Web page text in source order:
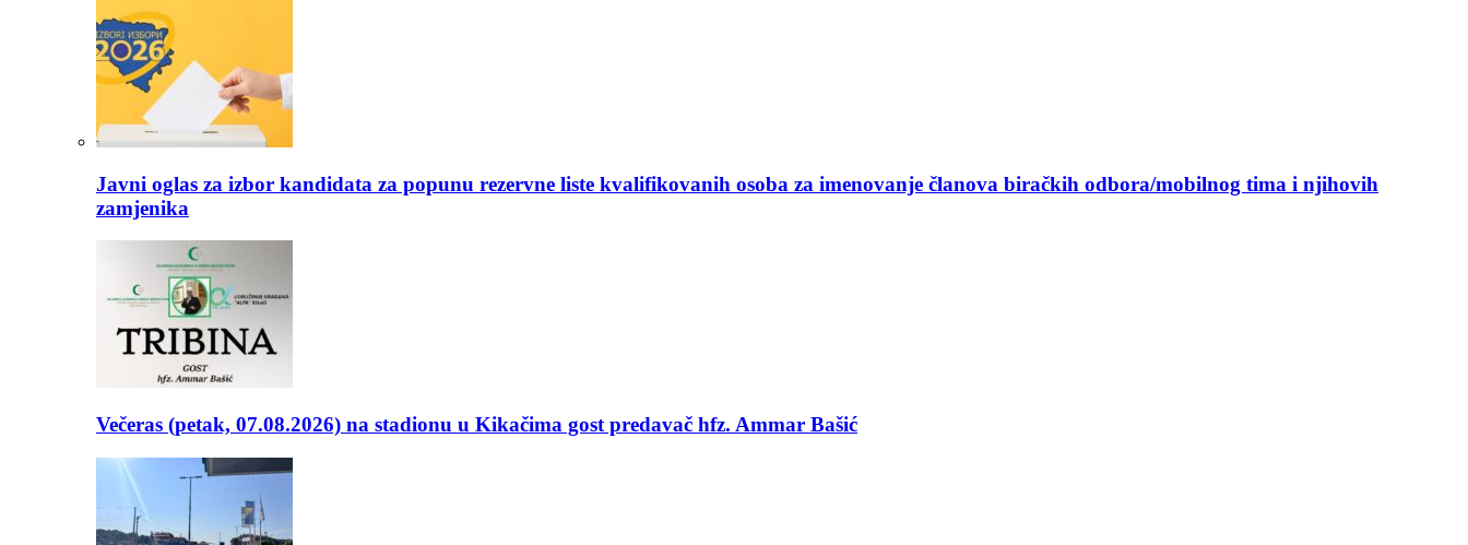
Javni oglas za izbor kandidata za popunu rezervne liste kvalifikovanih osoba za imenovanje članova biračkih odbora/mobilnog tima i njihovih
zamjenika
Večeras (petak, 07.08.2026) na stadionu u Kikačima gost predavač hfz. Ammar Bašić